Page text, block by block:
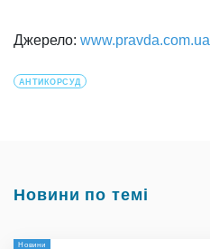
Джерело: www.pravda.com.ua
АНТИКОРСУД
Новини по темі
Новини